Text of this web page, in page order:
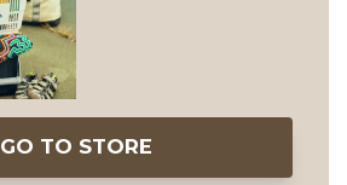
GO TO STORE